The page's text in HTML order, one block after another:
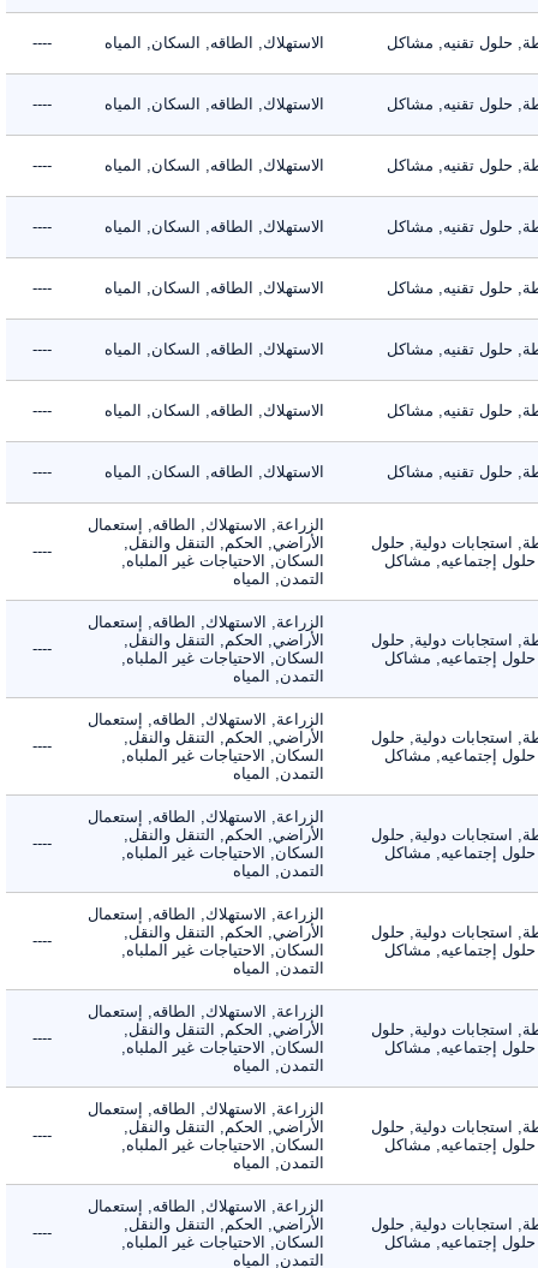
حلول تقنيه, مشاكل الاستهلاك, الطاقه, السكان, المياه ----
حلول تقنيه, مشاكل الاستهلاك, الطاقه, السكان, المياه ----
حلول تقنيه, مشاكل الاستهلاك, الطاقه, السكان, المياه ----
حلول تقنيه, مشاكل الاستهلاك, الطاقه, السكان, المياه ----
حلول تقنيه, مشاكل الاستهلاك, الطاقه, السكان, المياه ----
حلول تقنيه, مشاكل الاستهلاك, الطاقه, السكان, المياه ----
حلول تقنيه, مشاكل الاستهلاك, الطاقه, السكان, المياه ----
حلول تقنيه, مشاكل الاستهلاك, الطاقه, السكان, المياه ----
استجابات دولية, حلول
إجتماعيه, مشاكل
الزراعة, الاستهلاك, الطاقه, إستعمال
الأراضي, الحكم, التنقل والنقل,
السكان, الاحتياجات غير الملباه,
التمدن, المياه
----
استجابات دولية, حلول
إجتماعيه, مشاكل
الزراعة, الاستهلاك, الطاقه, إستعمال
الأراضي, الحكم, التنقل والنقل,
السكان, الاحتياجات غير الملباه,
التمدن, المياه
----
استجابات دولية, حلول
إجتماعيه, مشاكل
الزراعة, الاستهلاك, الطاقه, إستعمال
الأراضي, الحكم, التنقل والنقل,
السكان, الاحتياجات غير الملباه,
التمدن, المياه
----
استجابات دولية, حلول
إجتماعيه, مشاكل
الزراعة, الاستهلاك, الطاقه, إستعمال
الأراضي, الحكم, التنقل والنقل,
السكان, الاحتياجات غير الملباه,
التمدن, المياه
----
استجابات دولية, حلول
إجتماعيه, مشاكل
الزراعة, الاستهلاك, الطاقه, إستعمال
الأراضي, الحكم, التنقل والنقل,
السكان, الاحتياجات غير الملباه,
التمدن, المياه
----
استجابات دولية, حلول
إجتماعيه, مشاكل
الزراعة, الاستهلاك, الطاقه, إستعمال
الأراضي, الحكم, التنقل والنقل,
السكان, الاحتياجات غير الملباه,
التمدن, المياه
----
استجابات دولية, حلول
إجتماعيه, مشاكل
الزراعة, الاستهلاك, الطاقه, إستعمال
الأراضي, الحكم, التنقل والنقل,
السكان, الاحتياجات غير الملباه,
التمدن, المياه
----
استجابات دولية, حلول
إجتماعيه, مشاكل
الزراعة, الاستهلاك, الطاقه, إستعمال
الأراضي, الحكم, التنقل والنقل,
السكان, الاحتياجات غير الملباه,
التمدن, المياه
----